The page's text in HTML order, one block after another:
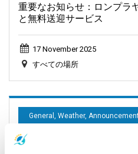
重要なお知らせ：ロンプラ
と無料送迎サービス
17 November 2025
すべての場所
General, Weather,